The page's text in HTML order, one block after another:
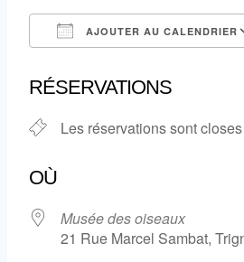
AJOUTER AU CALENDRIER
RÉSERVATIONS
Les réservations sont closes
OÙ
Musée des oiseaux
21 Rue Marcel Sambat,